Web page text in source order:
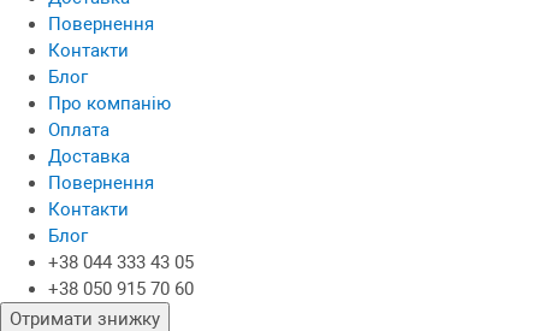
Повернення
Контакти
Блог
Про компанію
Оплата
Доставка
Повернення
Контакти
Блог
+38 044 333 43 05
+38 050 915 70 60
Отримати знижку